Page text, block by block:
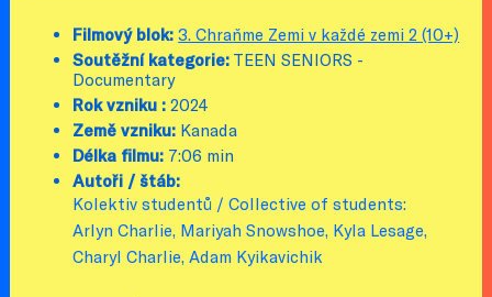
Filmový blok:3. Chraňme Zemi v každé zemi 2 (10+)
Soutěžní kategorie: TEEN SENIORS -
Documentary
Rok vzniku : 2024
Země vzniku: Kanada
Délka filmu: 7:06 min
Autoři / štáb:
Kolektiv studentů / Collective of students:
Arlyn Charlie, Mariyah Snowshoe, Kyla Lesage,
Charyl Charlie, Adam Kyikavichik